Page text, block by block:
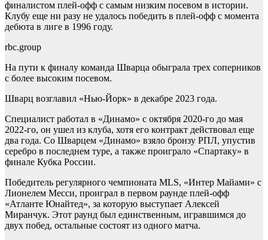
финалистом плей-офф с самым низким посевом в истории.
Клубу еще ни разу не удалось победить в плей-офф с момента
дебюта в лиге в 1996 году.
rbc.group
На пути к финалу команда Шварца обыграла трех соперников
с более высоким посевом.
Шварц возглавил «Нью-Йорк» в декабре 2023 года.
Специалист работал в «Динамо» с октября 2020-го до мая
2022-го, он ушел из клуба, хотя его контракт действовал еще
два года. Со Шварцем «Динамо» взяло бронзу РПЛ, упустив
серебро в последнем туре, а также проиграло «Спартаку» в
финале Кубка России.
Победитель регулярного чемпионата MLS, «Интер Майами» с
Лионелем Месси, проиграл в первом раунде плей-офф
«Атланте Юнайтед», за которую выступает Алексей
Миранчук. Этот раунд был единственным, игравшимся до
двух побед, остальные состоят из одного матча.